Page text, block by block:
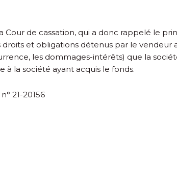
de cassation, qui a donc rappelé le
et obligations détenus par le vendeur
les dommages-intérêts) que la
à la société ayant acquis le fonds.
21-20156